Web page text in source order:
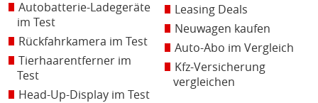
Autobatterie-Ladegeräte
im Test
Rückfahrkamera im Test
Tierhaarentferner im
Test
Head-Up-Display im Test
Leasing Deals
Neuwagen kaufen
Auto-Abo im Vergleich
Kfz-Versicherung
vergleichen